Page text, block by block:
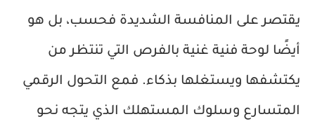
يقتصر على المنافسة الشديدة فحسب، بل هو
أيضًا لوحة فنية غنية بالفرص التي تنتظر من
يكتشفها ويستغلها بذكاء. فمع التحول الرقمي
المتسارع وسلوك المستهلك الذي يتجه نحو